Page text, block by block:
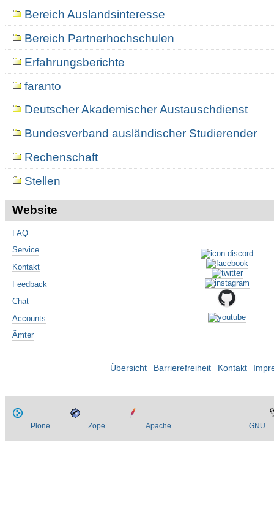
Bereich Auslandsinteresse
Bereich Partnerhochschulen
Erfahrungsberichte
faranto
Deutscher Akademischer Austauschdienst
Bundesverband ausländischer Studierender
Rechenschaft
Stellen
Website
FAQ
Service
Kontakt
Feedback
Chat
Accounts
Ämter
Übersicht Barrierefreiheit Kontakt
Plone Zope Apache GNU